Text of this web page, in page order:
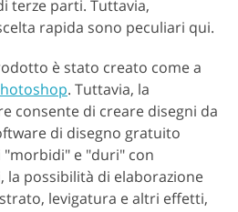
terze parti. Tuttavia,
rapida sono peculiari qui.
è stato creato come a
. Tuttavia, la
consente di creare disegni da
di disegno gratuito
e "duri" con
la possibilità di elaborazione
levigatura e altri effetti,